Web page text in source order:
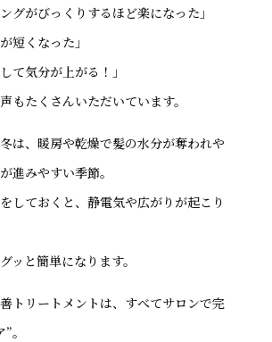
グがびっくりするほど楽になった」
短くなった」
て気分が上がる！」
もたくさんいただいています。
は、暖房や乾燥で髪の水分が奪われや
進みやすい季節。
しておくと、静電気や広がりが起こり
ッと簡単になります。
トリートメントは、すべてサロンで完
。